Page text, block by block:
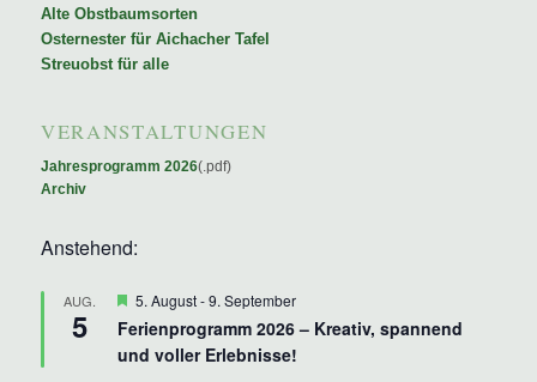
Alte Obstbaumsorten
Osternester für Aichacher Tafel
Streuobst für alle
VERANSTALTUNGEN
Jahresprogramm 2026(.pdf)
Archiv
Anstehend:
AUG.
5
Hervorgehoben
5. August-9. September
Ferienprogramm 2026 – Kreativ, spannend
und voller Erlebnisse!